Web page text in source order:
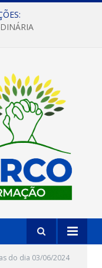
do dia 03/06/2024